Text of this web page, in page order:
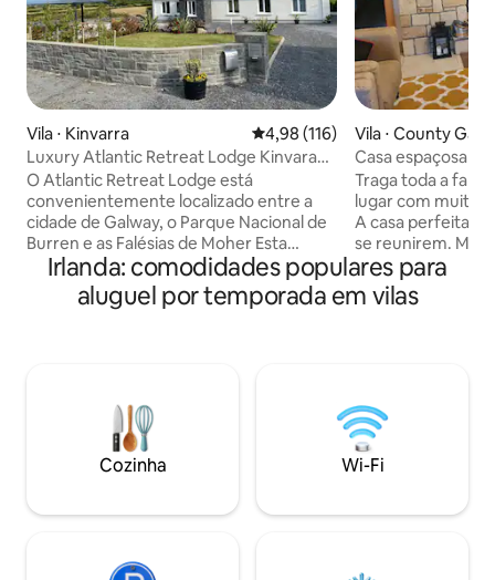
Vila ⋅ Kinvarra 4,98 de uma avaliação média de
4,98 (116)
Luxury Atlantic Retreat Lodge Kinvara
near bay
O Atlantic Retreat Lodge está
convenientemente localizado entre a
cidade de Galway, o Parque Nacional de
Burren e as Falésias de Moher Esta
luxuosa casa de campo está situada em
uma península da Baía de Galway, a
apenas 9 minutos de carro da vibrante
do topo e do piso térreo. Lugar tranquilo
localizado em um beco sem saída com
vistas deslumbrantes para o Parque
Nacional de Burren e o campo. Moderno,
Vila ⋅ County
Casa espaçosa e
incríveis.
Traga toda a
lugar com muito
A casa perfeita
se reunirem. Mais
uma sala de
mesa de pingue-
videogames,
20 minutos da
minutos de
Localização
um dia ao longo
Irlanda: comodidades populares para
aluguel por temporada em vilas
Cozinha Wi-Fi